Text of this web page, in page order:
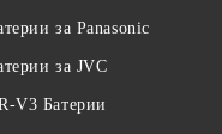
за Panasonic
за JVC
V3 Батерии